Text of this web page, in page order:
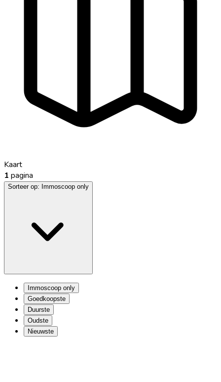
Kaart
1 pagina
Sorteer op: Immoscoop only
Immoscoop only
Goedkoopste
Duurste
Oudste
Nieuwste